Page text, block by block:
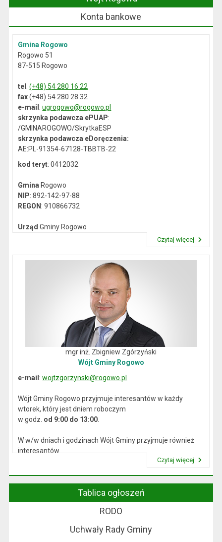
Konta bankowe
Gmina Rogowo
Rogowo 51
87-515 Rogowo
tel .(+48) 54 280 16 22
fax(+48) 54 280 28 32
e-mail :ugrogowo@rogowo.pl
skrzynka podawcza ePUAP:
/GMINAROGOWO/SkrytkaESP
skrzynka podawcza eDoręczenia:
AE:PL-91354-67128-TBBTB-22
kod teryt: 0412032
Gmina Rogowo
NIP: 892-142-97-88
REGON : 910866732
Urząd Gminy Rogowo
Czytaj więcej
mgr inż. Zbigniew Zgórzyński
Wójt Gminy Rogowo
e-mail :wojtzgorzynski@rogowo.pl
Wójt Gminy Rogowo przyjmuje interesantów w każdy
wtorek, który jest dniem roboczym
w godz. od 9:00 do 13:00
W w/w dniach i godzinach Wójt Gminy przyjmuje również
interesantów
Czytaj więcej
Tablica ogłoszeń
RODO
Uchwały Rady Gminy